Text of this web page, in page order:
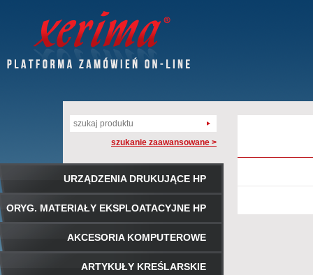
szukanie zaawansowane >
URZĄDZENIA DRUKUJĄCE HP
ORYG. MATERIAŁY EKSPLOATACYJNE HP
AKCESORIA KOMPUTEROWE
ARTYKUŁY KREŚLARSKIE